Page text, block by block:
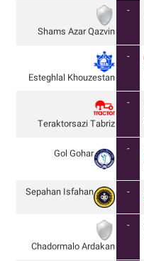
Shams Azar Qazvin
-
Esteghlal Khouzestan
-
Teraktorsazi Tabriz
-
Gol Gohar
-
Sepahan Isfahan -
Chadormalo Ardakan
-